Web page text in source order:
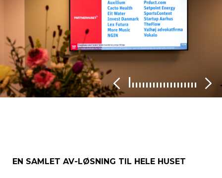
EN SAMLET AV-LØSNING TIL HELE HUSET